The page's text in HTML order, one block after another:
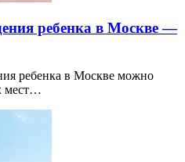
ребенка в Москве —
ребенка в Москве можно
мест…